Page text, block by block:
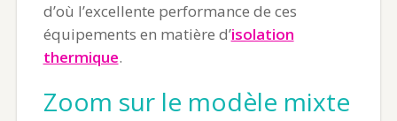
d’où l’excellente performance de ces
équipements en matière d’isolation
thermique.
Zoom sur le modèle mixte